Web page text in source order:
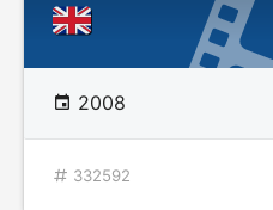
2008
332592